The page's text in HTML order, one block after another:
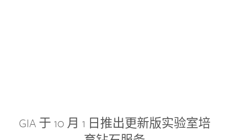
GIA 于 10 月 1 日推出更新版实验室培